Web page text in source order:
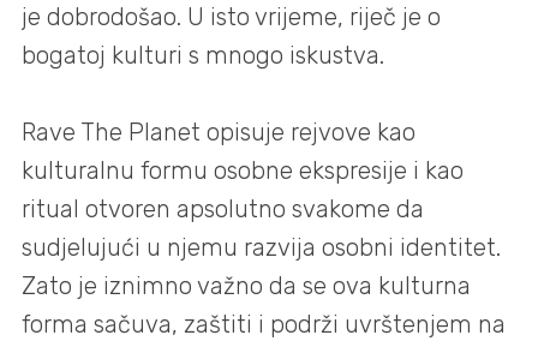
je dobrodošao. U isto vrijeme, riječ je o
bogatoj kulturi s mnogo iskustva.
Rave The Planet opisuje rejvove kao
kulturalnu formu osobne ekspresije i kao
ritual otvoren apsolutno svakome da
sudjelujući u njemu razvija osobni identitet.
Zato je iznimno važno da se ova kulturna
forma sačuva, zaštiti i podrži uvrštenjem na